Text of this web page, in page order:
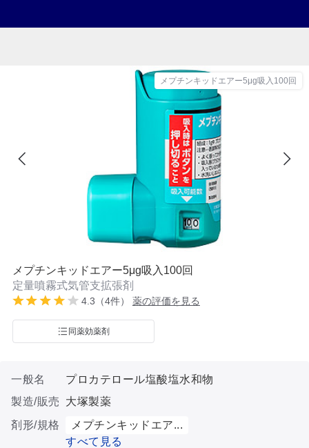
メプチンキッドエアー5μg吸入100回
メプチンキッドエアー5μg吸入100回
定量噴霧式気管支拡張剤
4.3（4件） 薬の評価を見る
同薬効薬剤
一般名
プロカテロール塩酸塩水和物
製造/販売
大塚製薬
剤形/規格
メプチンキッドエア...
すべて見る